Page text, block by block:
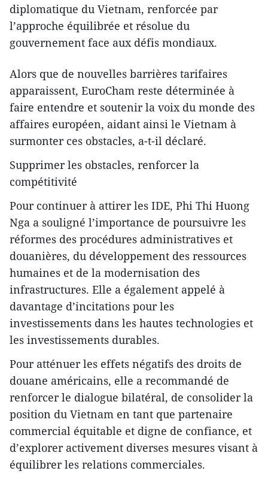
diplomatique du Vietnam, renforcée par
l’approche équilibrée et résolue du
gouvernement face aux défis mondiaux.
Alors que de nouvelles barrières tarifaires
apparaissent, EuroCham reste déterminée à
faire entendre et soutenir la voix du monde des
affaires européen, aidant ainsi le Vietnam à
surmonter ces obstacles, a-t-il déclaré.
Supprimer les obstacles, renforcer la
compétitivité
Pour continuer à attirer les IDE, Phi Thi Huong
Nga a souligné l’importance de poursuivre les
réformes des procédures administratives et
douanières, du développement des ressources
humaines et de la modernisation des
infrastructures. Elle a également appelé à
davantage d’incitations pour les
investissements dans les hautes technologies et
les investissements durables.
Pour atténuer les effets négatifs des droits de
douane américains, elle a recommandé de
renforcer le dialogue bilatéral, de consolider la
position du Vietnam en tant que partenaire
commercial équitable et digne de confiance, et
d’explorer activement diverses mesures visant à
équilibrer les relations commerciales.